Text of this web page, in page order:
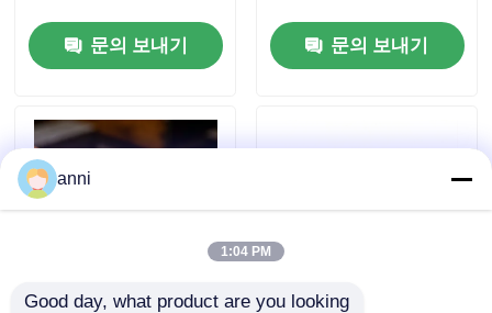
품질 관리
뉴스
견적 요청
문의 보내기 문의 보내기
anni
1:04 PM
Good day, what product are you looking